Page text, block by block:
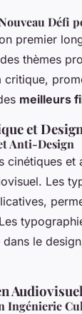
Défi
premier
thèmes
critique,
meilleurs
et Design
Anti-Design
cinétiques et
Les
le
Audiovisuel
Ingénierie